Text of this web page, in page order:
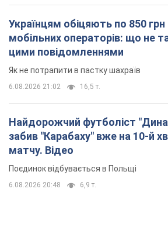
Українцям обіцяють по 850 грн
мобільних операторів: що не
цими повідомленнями
Як не потрапити в пастку шахраїв
6.08.2026 21:02 16,5 т.
Найдорожчий футболіст
забив "Карабаху" вже на 10-й
матчу. Відео
Поєдинок відбувається в Польщі
6.08.2026 20:48 6,9 т.